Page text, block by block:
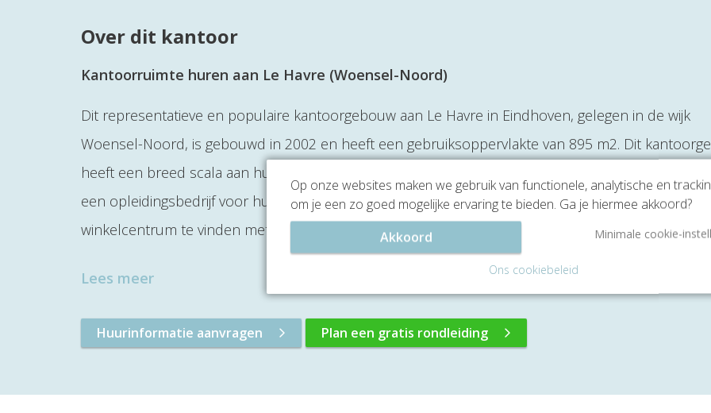
Over dit kantoor
Kantoorruimte huren aan Le Havre (Woensel-Noord)
Dit representatieve en populaire kantoorgebouw aan Le Havre in Eindhoven, gelegen in de wijk
Woensel-Noord, is gebouwd in 2002 en heeft een gebruiksoppervlakte van 895 m2. Dit
heeft een breed scala aan huurders, zo huren onder andere een administratiebedrijf,
een opleidingsbedrijf voor hulpverleners hier reeds een kantoorruimte. In de omgeving is een
winkelcentrum te vinden met onder andere een Jumbo en een cafetaria.
Lees meer
Huurinformatie aanvragen Plan een gratis rondleiding
Op onze websites maken we gebruik van functionele, analytische en
om je een zo goed mogelijke ervaring te bieden. Ga je hiermee akkoord?
Akkoord
Minimale cookie-
Ons cookiebeleid